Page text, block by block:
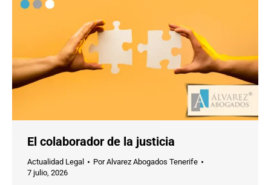
El colaborador de la justicia
Actualidad Legal PorAlvarez Abogados Tenerife
7 julio, 2026